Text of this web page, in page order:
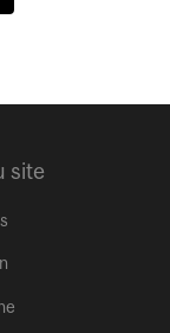
site